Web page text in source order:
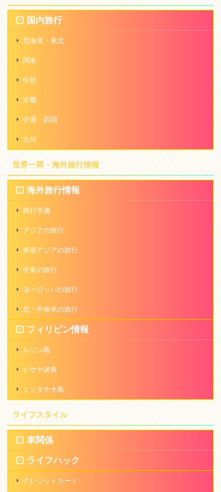
国内旅行
北海道・東北
関東
中部
近畿
中国・四国
九州
世界一周・海外旅行情報
海外旅行情報
旅行準備
アジアの旅行
東南アジアの旅行
中東の旅行
ヨーロッパの旅行
北・中南米の旅行
フィリピン情報
ルソン島
ビサヤ諸島
ミンダナオ島
ライフスタイル
車関係
ライフハック
クレジットカード